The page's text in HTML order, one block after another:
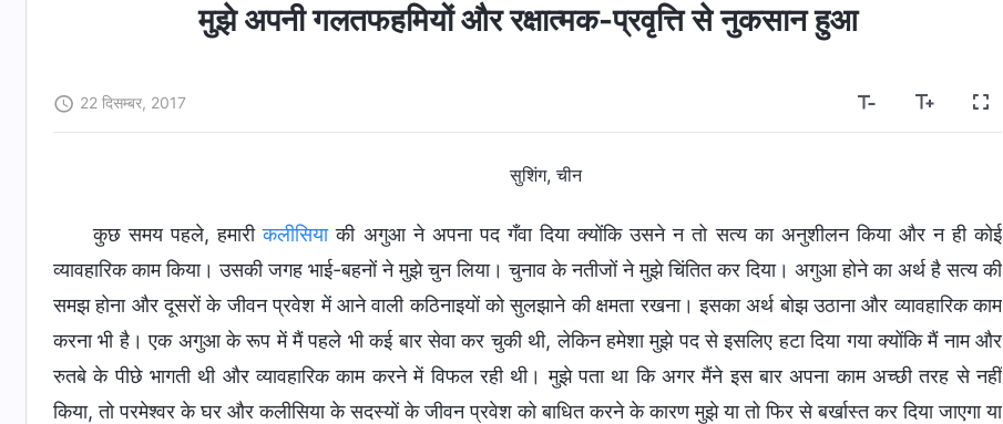
मुझे अपनी गलतफहमियों और रक्षात्मक-प्रवृत्ति से नुकसान हुआ
22 दिसम्बर, 2017
सुशिंग, चीन
कुछ समय पहले, हमारीकलीसियाकी अगुआ ने अपना पद गँवा दिया क्योंकि उसने न तो सत्य का अनुशीलन किया और न ही कोई
व्यावहारिक काम किया। उसकी जगह भाई-बहनों ने मुझे चुन लिया। चुनाव के नतीजों ने मुझे चिंतित कर दिया। अगुआ होने का अर्थ है सत्य की
समझ होना और दूसरों के जीवन प्रवेश में आने वाली कठिनाइयों को सुलझाने की क्षमता रखना। इसका अर्थ बोझ उठाना और व्यावहारिक काम
करना भी है। एक अगुआ के रूप में मैं पहले भी कई बार सेवा कर चुकी थी, लेकिन हमेशा मुझे पद से इसलिए हटा दिया गया क्योंकि मैं नाम और
रुतबे के पीछे भागती थी और व्यावहारिक काम करने में विफल रही थी। मुझे पता था कि अगर मैंने इस बार अपना काम अच्छी तरह से नहीं
किया, तो परमेश्वर के घर और कलीसिया के सदस्यों के जीवन प्रवेश को बाधित करने के कारण मुझे या तो फिर से बर्खास्त कर दिया जाएगा या